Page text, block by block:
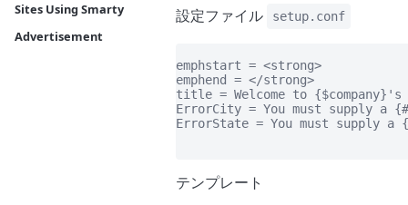
Sites Using Smarty
Advertisement
設定ファイル setup.conf
emphstart = <strong>
emphend = </strong>
title = Welcome to {$company}'s
ErrorCity = You must supply a
ErrorState = You must supply a
テンプレート